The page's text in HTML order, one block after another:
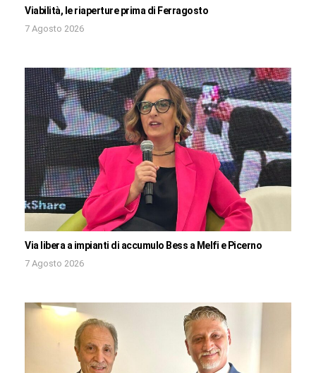
Viabilità, le riaperture prima di Ferragosto
7 Agosto 2026
Via libera a impianti di accumulo Bess a Melfi e Picerno
7 Agosto 2026